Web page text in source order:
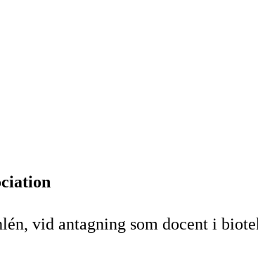
vid antagning som docent i